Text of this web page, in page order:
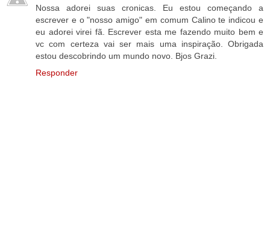
Nossa adorei suas cronicas. Eu estou começando a
escrever e o "nosso amigo" em comum Calino te indicou e
eu adorei virei fã. Escrever esta me fazendo muito bem e
vc com certeza vai ser mais uma inspiração. Obrigada
estou descobrindo um mundo novo. Bjos Grazi.
Responder